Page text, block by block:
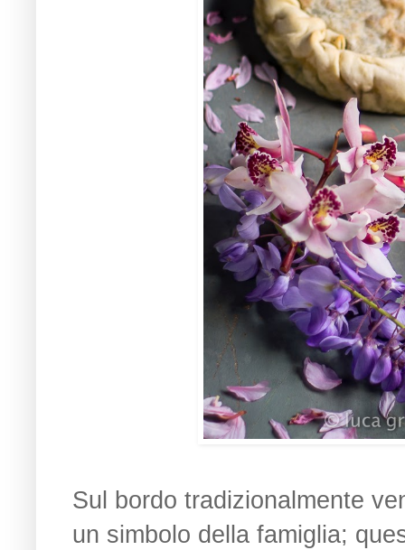
Sul bordo tradizionalmente
un simbolo della famiglia;